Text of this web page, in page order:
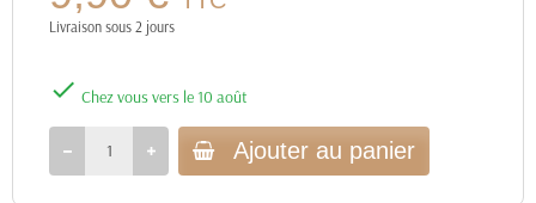
Livraison sous 2 jours
 Chez vous vers le 10 août
Ajouter au panier